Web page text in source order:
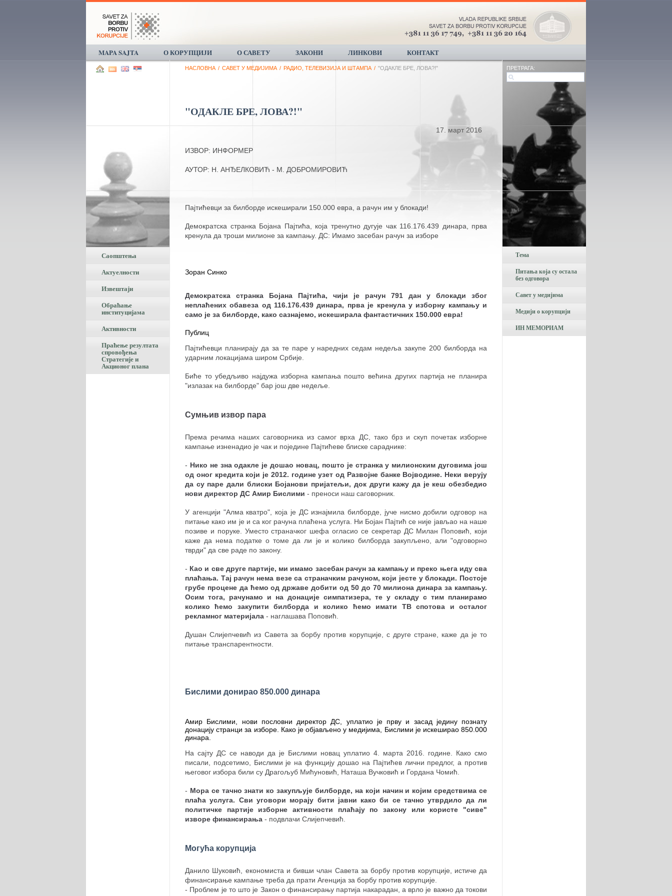
MAPA SAJTA О КОРУПЦИЈИ О САВЕТУ ЗАКОНИ ЛИНКОВИ КОНТАКТ
Саопштења
Актуелности
Извештаји
Обраћање
институцијама
Активности
Праћење резултата
спровођења
Стратегије и
Акционог плана
НАСЛОВНА / САВЕТ У МЕДИЈИМА / РАДИО, ТЕЛЕВИЗИЈА И ШТАМПА / "ОДАКЛЕ БРЕ, ЛОВА?!"
"ОДАКЛЕ БРЕ, ЛОВА?!"
17. март 2016
ИЗВОР: ИНФОРМЕР
АУТОР: Н. АНЂЕЛКОВИЋ - М. ДОБРОМИРОВИЋ
Пајтићевци за билборде искеширали 150.000 евра, а рачун им у блокади!
Демократска странка Бојана Пајтића, која тренутно дугује чак 116.176.439 динара, прва
кренула да троши милионе за кампању. ДС: Имамо засебан рачун за изборе
Зоран Синко
Демократска странка Бојана Пајтића, чији је рачун 791 дан у блокади због
неплаћених обавеза од 116.176.439 динара, прва је кренула у изборну кампању и
само је за билборде, како сазнајемо, искеширала фантастичних 150.000 евра!
Публиц
Пајтићевци планирају да за те паре у наредних седам недеља закупе 200 билборда на
ударним локацијама широм Србије.
Биће то убедљиво најдужа изборна кампања пошто већина других партија не планира
"излазак на билборде" бар још две недеље.
Сумњив извор пара
Према речима наших саговорника из самог врха ДС, тако брз и скуп почетак изборне
кампање изненадио је чак и поједине Пајтићеве блиске сараднике:
- Нико не зна одакле је дошао новац, пошто је странка у милионским дуговима још
од оног кредита који је 2012. године узет од Развојне банке Војводине. Неки верују
да су паре дали блиски Бојанови пријатељи, док други кажу да је кеш обезбедио
нови директор ДС Амир Бислими - преноси наш саговорник.
У агенцији "Алма кватро", која је ДС изнајмила билборде, јуче нисмо добили одговор на
питање како им је и са ког рачуна плаћена услуга. Ни Бојан Пајтић се није јављао на наше
позиве и поруке. Уместо страначког шефа огласио се секретар ДС Милан Поповић, који
каже да нема податке о томе да ли је и колико билборда закупљено, али "одговорно
тврди" да све раде по закону.
- Као и све друге партије, ми имамо засебан рачун за кампању и преко њега иду сва
плаћања. Тај рачун нема везе са страначким рачуном, који јесте у блокади. Постоје
грубе процене да ћемо од државе добити од 50 до 70 милиона динара за кампању.
Осим тога, рачунамо и на донације симпатизера, те у складу с тим планирамо
колико ћемо закупити билборда и колико ћемо имати ТВ спотова и осталог
рекламног материјала - наглашава Поповић.
Душан Слијепчевић из Савета за борбу против корупције, с друге стране, каже да је то
питање транспарентности.
Бислими донирао 850.000 динара
Амир Бислими, нови пословни директор ДС, уплатио је прву и засад једину познату
донацију странци за изборе. Како је објављено у медијима, Бислими је искеширао 850.000
динара.
На сајту ДС се наводи да је Бислими новац уплатио 4. марта 2016. године. Како смо
писали, подсетимо, Бислими је на функцију дошао на Пајтићев лични предлог, а против
његовог избора били су Драгољуб Мићуновић, Наташа Вучковић и Гордана Чомић.
- Мора се тачно знати ко закупљује билборде, на који начин и којим средствима се
плаћа услуга. Сви уговори морају бити јавни како би се тачно утврдило да ли
политичке партије изборне активности плаћају по закону или користе "сиве"
изворе финансирања - подвлачи Слијепчевић.
Могућа корупција
Данило Шуковић, економиста и бивши члан Савета за борбу против корупције, истиче да
финансирање кампање треба да прати Агенција за борбу против корупције.
- Проблем је то што је Закон о финансирању партија накарадан, а врло је важно да токови
ПРЕТРАГА:
Тема
Питања која су остала
без одговора
Савет у медијима
Медији о корупцији
ИН МЕМОРИАМ